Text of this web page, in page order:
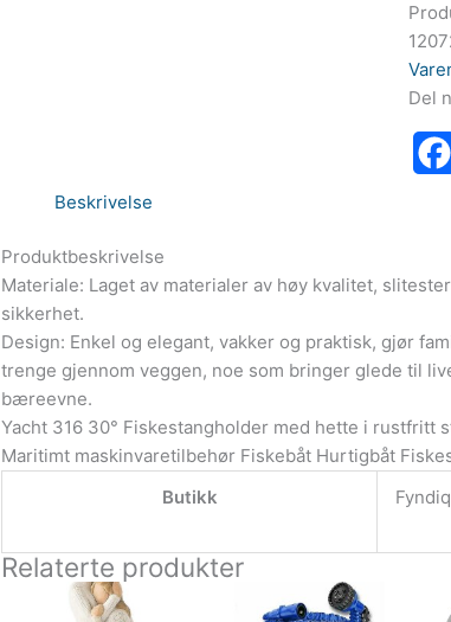
Del
Beskrivelse
Produktbeskrivelse
Materiale: Laget av materialer av høy kvalitet,
sikkerhet.
Design: Enkel og elegant, vakker og praktisk, gjør
trenge gjennom veggen, noe som bringer glede til
bæreevne.
Yacht 316 30° Fiskestangholder med hette i rustfritt
Maritimt maskinvaretilbehør Fiskebåt Hurtigbåt
Butikk
Fyndiq
Relaterte produkter